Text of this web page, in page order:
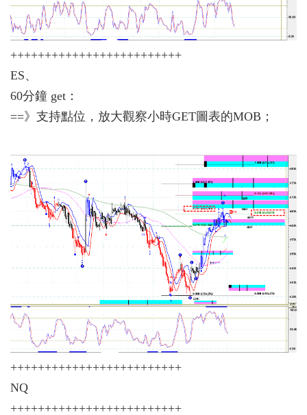
+++++++++++++++++++++++++
ES、
60分鐘 get：
==》支持點位，放大觀察小時GET圖表的MOB；
+++++++++++++++++++++++++
NQ
+++++++++++++++++++++++++